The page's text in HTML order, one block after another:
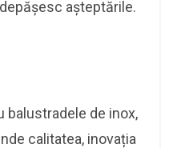
așteptările.
balustradele de inox,
calitatea, inovația